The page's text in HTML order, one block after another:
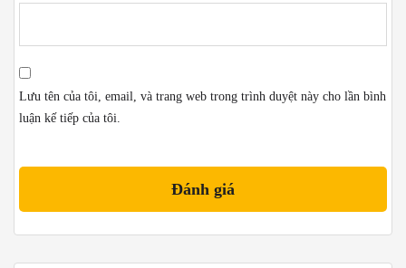
Lưu tên của tôi, email, và trang web trong trình duyệt này cho lần bình
luận kế tiếp của tôi.